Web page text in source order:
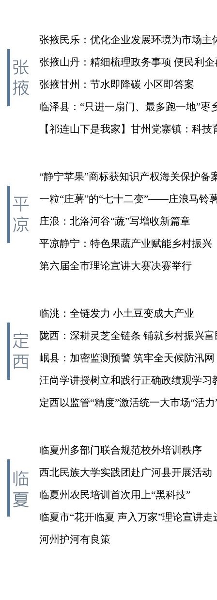
张掖民乐：优化企业发展环境为市场主
张掖山丹：精细梳理政务事项 便民利
张掖甘州：节水即降碳 小区即答案
临泽县：“只进一扇门、最多跑一地”枣
答卷”的密码 | 祁连山下是我家 | E起话
【祁连山下是我家】甘州党寨镇：科技
“静宁苹果”商标获知识产权海关保护备
一粒“庄薯”的“七十二变”——庄浪马铃
的全链突围
庄浪：北洛河谷“蔬”写增收新篇章
平凉静宁：特色果蔬产业赋能乡村振兴
第六届全市理论宣讲大赛决赛举行
临洮：全链发力 小土豆变成大产业
陇西：深耕灵芝全链条 铺就乡村振兴
岷县：加密监测预警 筑牢全天候防汛网
汪尚学讲授树立和践行正确政绩观学习
题党课
定西以监管“精度”激活统一大市场“活力
临夏州多部门联合规范校外培训秩序
西北民族大学实践团赴广河县开展活动
临夏州农民培训首次用上“黑科技”
临夏市“花开临夏 声入万家”理论宣讲走
镇
河州护河有良策